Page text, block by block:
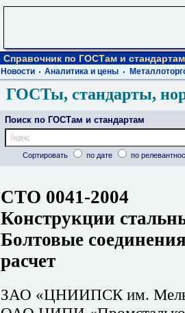
Справочник по ГОСТам и стандартам
Новости Аналитика и цены
ГОСТы, стандарты,
Поиск по ГОСТам и стандартам
Сортировать по дате по
СТО 0041-2004
Конструкции
Болтовые
расчет
ЗАО «ЦНИИПСК им.